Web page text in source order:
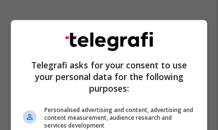
Telegrafi asks for your consent to use
your personal data for the following
purposes:
Personalised advertising and content, advertising and
content measurement, audience research and
services development